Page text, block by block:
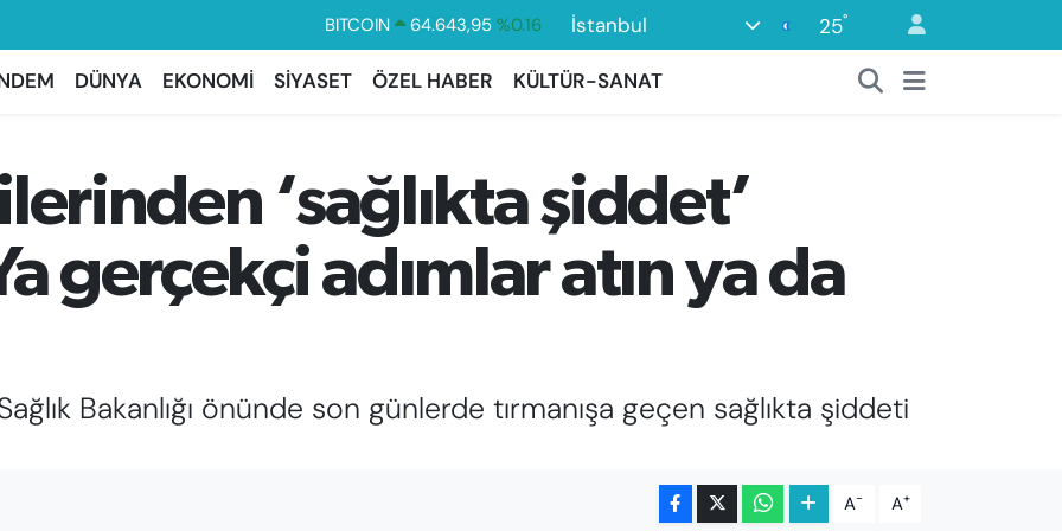
DOLAR
47,6006 %0.06
EURO
55,0250 %0.02
BİST100
13.799 %70
İstanbul 25°
DÜNYA EKONOMİ SİYASET ÖZEL HABER KÜLTÜR-SANAT
‘sağlıkta şiddet’
gerçekçi adımlar atın ya da
Bakanlığı önünde son günlerde tırmanışa geçen sağlıkta şiddeti
A- A+